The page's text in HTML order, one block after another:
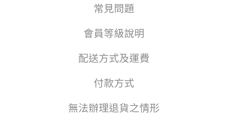
常見問題
會員等級說明
配送方式及運費
付款方式
無法辦理退貨之情形